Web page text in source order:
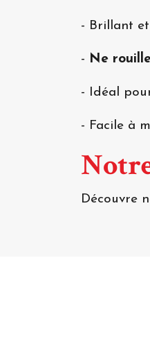
- Brillant
- Ne
- Idéal
- Facile à
Découvre